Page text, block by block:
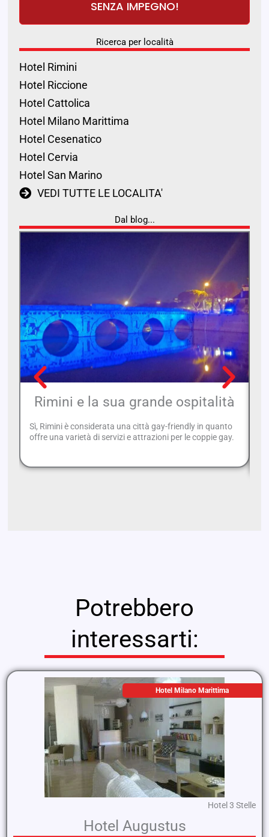
SENZA IMPEGNO!
Ricerca per località
Hotel Rimini
Hotel Riccione
Hotel Cattolica
Hotel Milano Marittima
Hotel Cesenatico
Hotel Cervia
Hotel San Marino
VEDI TUTTE LE LOCALITA'
Dal blog...
Rimini e la sua grande ospitalità
Sì, Rimini è considerata una città gay-friendly in quanto
offre una varietà di servizi e attrazioni per le coppie gay.
Potrebbero
interessarti:
Hotel Milano Marittima
Hotel 3 Stelle
Hotel Augustus